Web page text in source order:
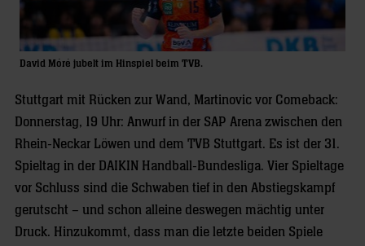
David Móré jubelt im Hinspiel beim TVB.
Stuttgart mit Rücken zur Wand, Martinovic vor Comeback:
Donnerstag, 19 Uhr: Anwurf in der SAP Arena zwischen den
Rhein-Neckar Löwen und dem TVB Stuttgart. Es ist der 31.
Spieltag in der DAIKIN Handball-Bundesliga. Vier Spieltage
vor Schluss sind die Schwaben tief in den Abstiegskampf
gerutscht – und schon alleine deswegen mächtig unter
Druck. Hinzukommt, dass man die letzte beiden Spiele